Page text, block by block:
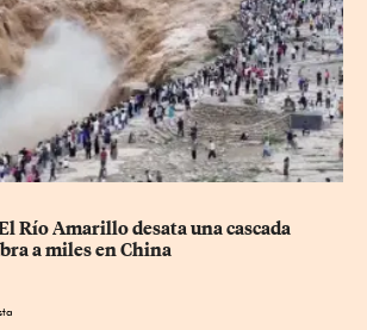
Río Amarillo desata una cascada
a miles en China